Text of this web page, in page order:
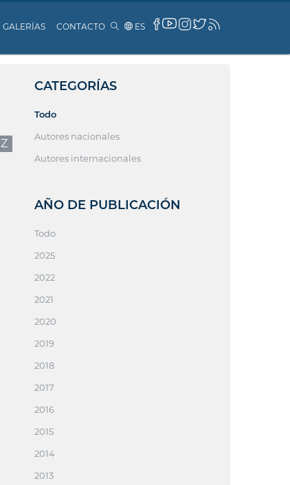
GALERÍAS CONTACTO ES
Z
CATEGORÍAS
Todo
Autores nacionales
Autores internacionales
AÑO DE PUBLICACIÓN
Todo
2025
2022
2021
2020
2019
2018
2017
2016
2015
2014
2013